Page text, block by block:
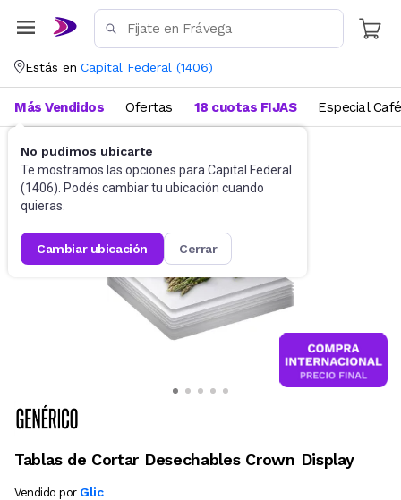
Estás en Capital Federal (1406)
No pudimos ubicarte
Te mostramos las opciones para Capital Federal
(1406). Podés cambiar tu ubicación cuando
quieras.
cambiar ubicación cerrar
Más Vendidos Ofertas 18 cuotas FIJAS Especial Café
Utensilios de cocina
Tablas de Cortar Desechables Crown Display
Vendido por Glic